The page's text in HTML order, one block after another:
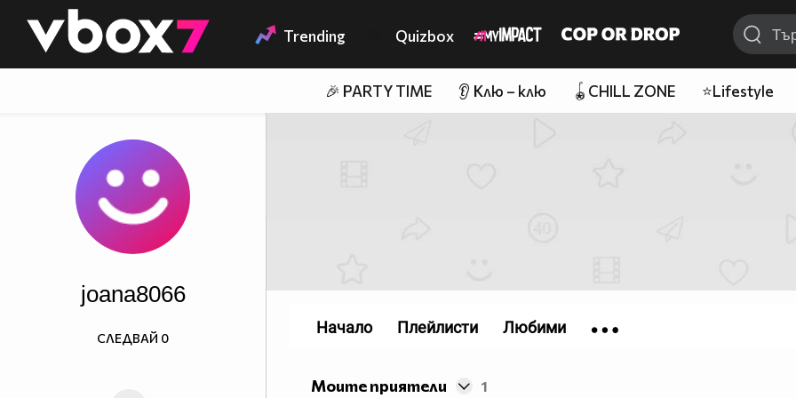
👾 Trending Quizbox
🎉 PARTY TIME 👂 Клю – клю 🪀CHILL ZONE ⭐Lifestyle
joana8066
СЛЕДВАЙ 0
Моите приятели 1
Начало Плейлисти Любими